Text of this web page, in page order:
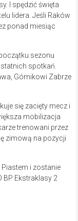
I spędzić święta
lidera. Jeśli Raków
ponad miesiąc
sezonu
spotkań.
Górnikowi Zabrze
się zacięty mecz i
mobilizacja
trenowani przez
zimową na pozycji